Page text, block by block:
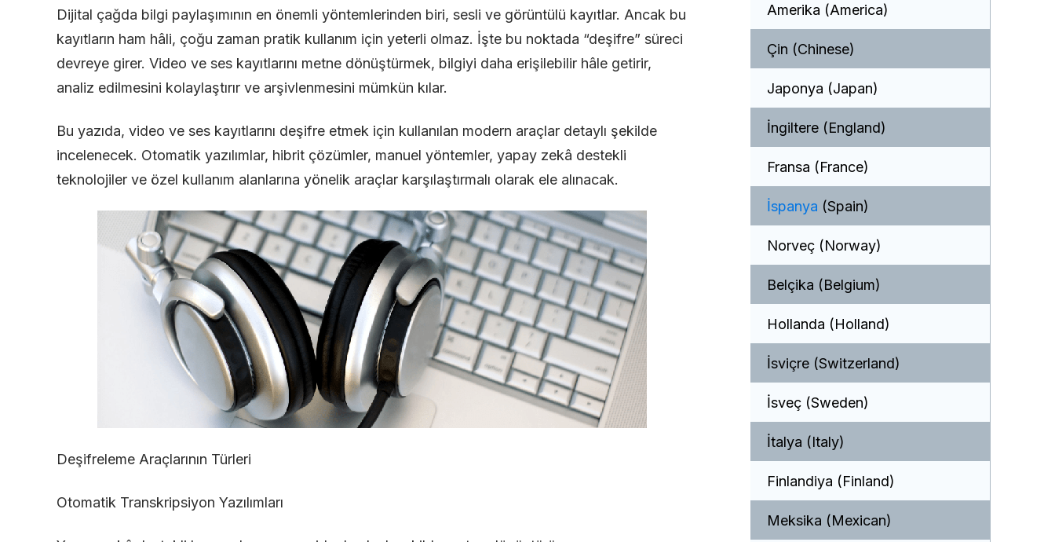
ve
Ses
Kayıtları
için
Araçlarının
Detaylı
İncelemesi
Dijital çağda bilgi paylaşımının en önemli yöntemlerinden biri, sesli ve görüntülü kayıtlar. Ancak bu
kayıtların ham hâli, çoğu zaman pratik kullanım için yeterli olmaz. İşte bu noktada “deşifre” süreci
devreye girer. Video ve ses kayıtlarını metne dönüştürmek, bilgiyi daha erişilebilir hâle getirir,
analiz edilmesini kolaylaştırır ve arşivlenmesini mümkün kılar.
Bu yazıda, video ve ses kayıtlarını deşifre etmek için kullanılan modern araçlar detaylı şekilde
incelenecek. Otomatik yazılımlar, hibrit çözümler, manuel yöntemler, yapay zekâ destekli
teknolojiler ve özel kullanım alanlarına yönelik araçlar karşılaştırmalı olarak ele alınacak.
Deşifreleme Araçlarının Türleri
Otomatik Transkripsiyon Yazılımları
Amerika (America)
Çin (Chinese)
Japonya (Japan)
İngiltere (England)
Fransa (France)
İspanya (Spain)
Norveç (Norway)
Belçika (Belgium)
Hollanda (Holland)
İsviçre (Switzerland)
İsveç (Sweden)
İtalya (Italy)
Finlandiya (Finland)
Meksika (Mexican)